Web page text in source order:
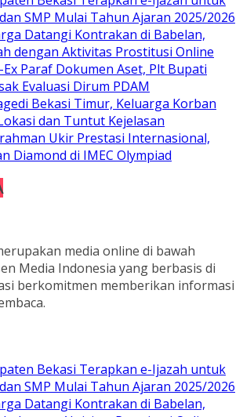
SMP Mulai Tahun Ajaran 2025/2026
Datangi Kontrakan di Babelan,
dengan Aktivitas Prostitusi Online
Paraf Dokumen Aset, Plt Bupati
Evaluasi Dirum PDAM
Bekasi Timur, Keluarga Korban
dan Tuntut Kejelasan
Ukir Prestasi Internasional,
Diamond di IMEC Olympiad
media online di bawah
Media Indonesia yang berbasis di
berkomitmen memberikan informasi
Bekasi Terapkan e-Ijazah untuk
SMP Mulai Tahun Ajaran 2025/2026
Datangi Kontrakan di Babelan,